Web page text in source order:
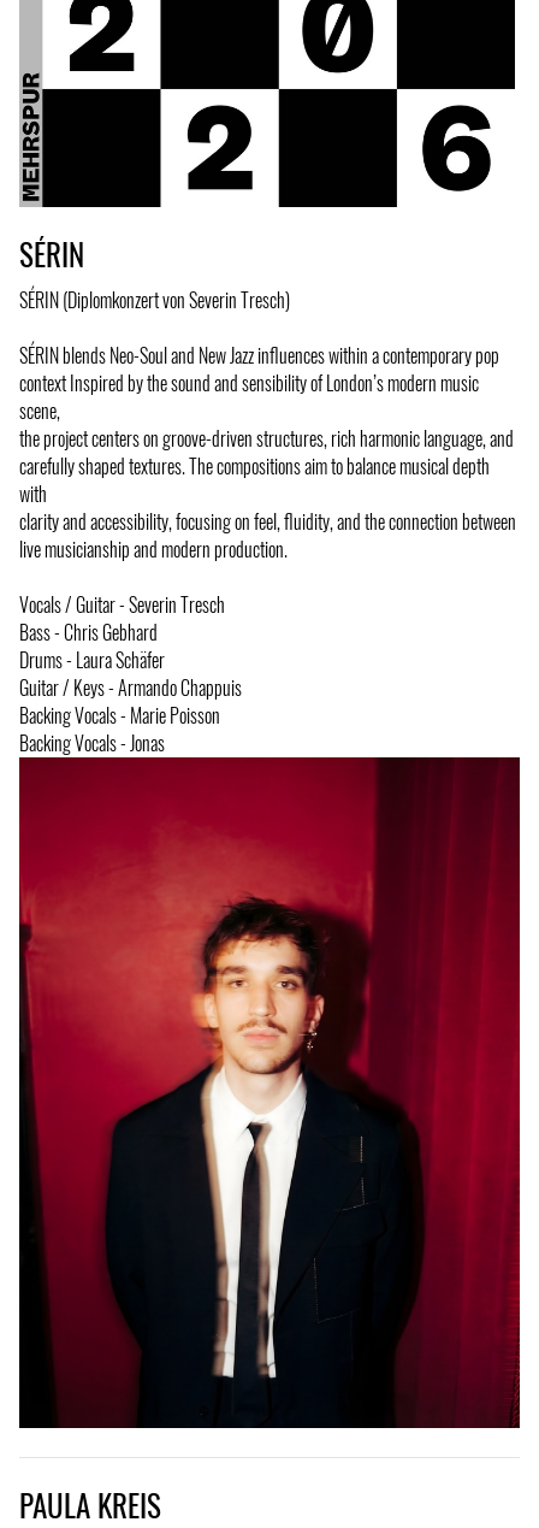
SÉRIN
SÉRIN (Diplomkonzert von Severin Tresch)
SÉRIN blends Neo-Soul and New Jazz influences within a contemporary pop
context Inspired by the sound and sensibility of London’s modern music
scene,
the project centers on groove-driven structures, rich harmonic language, and
carefully shaped textures. The compositions aim to balance musical depth
with
clarity and accessibility, focusing on feel, fluidity, and the connection between
live musicianship and modern production.
Vocals / Guitar - Severin Tresch
Bass - Chris Gebhard
Drums - Laura Schäfer
Guitar / Keys - Armando Chappuis
Backing Vocals - Marie Poisson
Backing Vocals - Jonas
PAULA KREIS